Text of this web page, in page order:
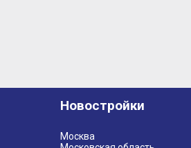
Новостройки
Москва